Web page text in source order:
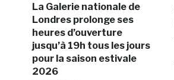
La Galerie nationale de
Londres prolonge ses
heures d’ouverture
jusqu’à 19h tous les jours
pour la saison estivale
2026